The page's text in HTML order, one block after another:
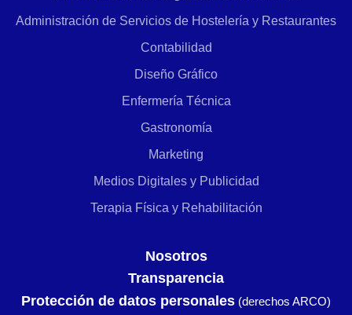
Administración de Servicios de Hostelería y Restaurantes
Contabilidad
Diseño Gráfico
Enfermería Técnica
Gastronomía
Marketing
Medios Digitales y Publicidad
Terapia Física y Rehabilitación
Nosotros
Transparencia
Protección de datos personales (derechos ARCO)